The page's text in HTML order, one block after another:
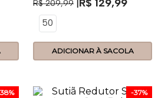
R$ 209,99 R$ 129,99
50
ADICIONAR À SACOLA
38% -37%